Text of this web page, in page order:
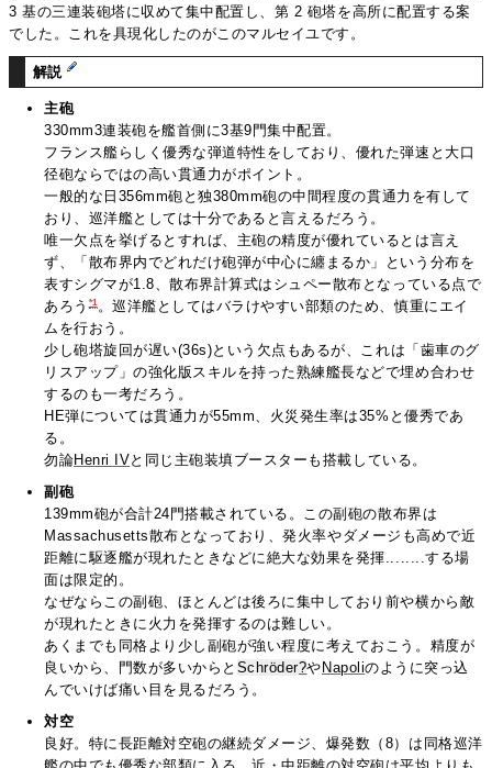
3 基の三連装砲塔に収めて集中配置し、第 2 砲塔を高所に配置する案
でした。これを具現化したのがこのマルセイユです。
解説
主砲
330mm3連装砲を艦首側に3基9門集中配置。
フランス艦らしく優秀な弾道特性をしており、優れた弾速と大口
径砲ならではの高い貫通力がポイント。
一般的な日356mm砲と独380mm砲の中間程度の貫通力を有して
おり、巡洋艦としては十分であると言えるだろう。
唯一欠点を挙げるとすれば、主砲の精度が優れているとは言え
ず、「散布界内でどれだけ砲弾が中心に纏まるか」という分布を
表すシグマが1.8、散布界計算式はシュペー散布となっている点で
あろう*1。巡洋艦としてはバラけやすい部類のため、慎重にエイ
ムを行おう。
少し砲塔旋回が遅い(36s)という欠点もあるが、これは「歯車のグ
リスアップ」の強化版スキルを持った熟練艦長などで埋め合わせ
するのも一考だろう。
HE弾については貫通力が55mm、火災発生率は35%と優秀であ
る。
勿論Henri IVと同じ主砲装填ブースターも搭載している。
副砲
139mm砲が合計24門搭載されている。この副砲の散布界は
Massachusetts散布となっており、発火率やダメージも高めで近
距離に駆逐艦が現れたときなどに絶大な効果を発揮........する場
面は限定的。
なぜならこの副砲、ほとんどは後ろに集中しており前や横から敵
が現れたときに火力を発揮するのは難しい。
あくまでも同格より少し副砲が強い程度に考えておこう。精度が
良いから、門数が多いからと Schröder?や Napoliのように突っ込
んでいけば痛い目を見るだろう。
対空
良好。特に長距離対空砲の継続ダメージ、爆発数（8）は同格巡洋